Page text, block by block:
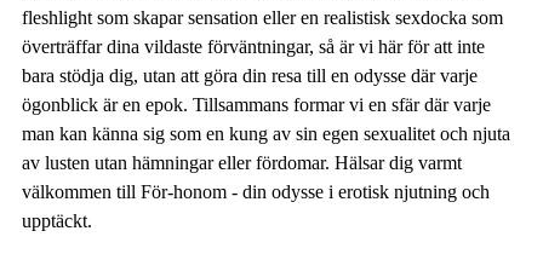
fleshlight som skapar sensation eller en realistisk sexdocka som
överträffar dina vildaste förväntningar, så är vi här för att inte
bara stödja dig, utan att göra din resa till en odysse där varje
ögonblick är en epok. Tillsammans formar vi en sfär där varje
man kan känna sig som en kung av sin egen sexualitet och njuta
av lusten utan hämningar eller fördomar. Hälsar dig varmt
välkommen till För-honom - din odysse i erotisk njutning och
upptäckt.